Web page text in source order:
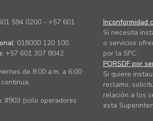
594 0200 - +57 601
018000 120 100
+57 601 307 8042
de 8:00 a.m. a 6:00
#903 (solo operadores
Inconformidad
Si necesita
o servicios
por la SFC.
PQRSDF por
Si quiere
reclamo,
relación a los
esta